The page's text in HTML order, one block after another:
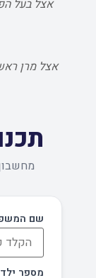
אצל בעל
אצל מרן
שם
מספר